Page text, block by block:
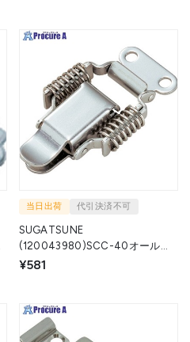
当日出荷 代引決済不可
SUGATSUNE
(120043980)SCC-40オールス
テンレス鋼製キャッチクリップ
¥581